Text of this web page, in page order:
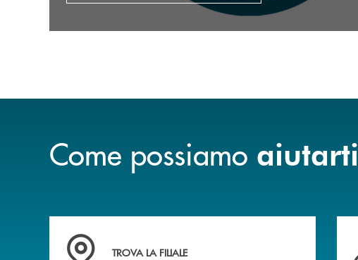
Come possiamo aiutarti
Accedi all' elenco completo delle filiali della banca.
TROVA LA FILIALE